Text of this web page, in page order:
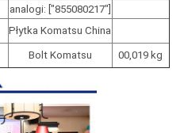
analogi: ["855080217"]
Płytka Komatsu China
Bolt Komatsu 00,019 kg